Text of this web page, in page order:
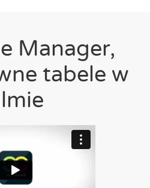
Manager,
tabele w